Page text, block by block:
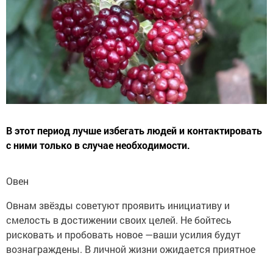
В этот период лучше избегать людей и контактировать
с ними только в случае необходимости.
Овен
Овнам звёзды советуют проявить инициативу и
смелость в достижении своих целей. Не бойтесь
рисковать и пробовать новое —ваши усилия будут
вознаграждены. В личной жизни ожидается приятное